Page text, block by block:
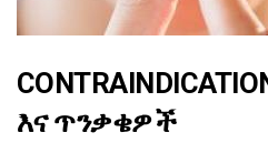
እና ጥንቃቄዎች